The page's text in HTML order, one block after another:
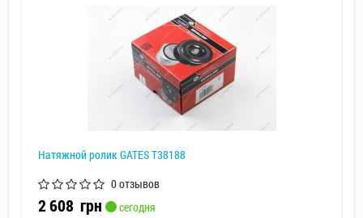
Натяжной ролик GATES T38188
0 отзывов
2 608 грн
сегодня